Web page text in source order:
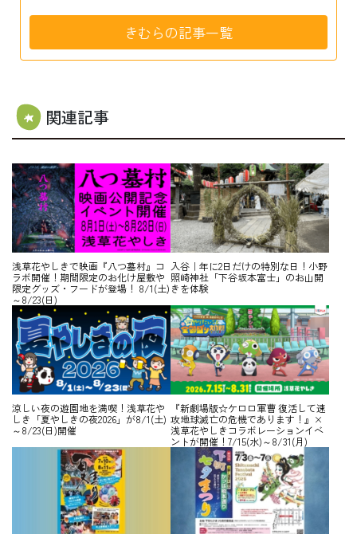
きむらの記事一覧
関連記事
浅草花やしきで映画『八つ墓村』コ
ラボ開催！期間限定のお化け屋敷や
限定グッズ・フードが登場！ 8/1(土)
～8/23(日)
入谷｜年に2日だけの特別な日！小野
照崎神社「下谷坂本富士」のお山開
きを体験
涼しい夜の遊園地を満喫！浅草花や
しき「夏やしきの夜2026」が8/1(土)
～8/23(日)開催
『新劇場版☆ケロロ軍曹 復活して速
攻地球滅亡の危機であります！』×
浅草花やしきコラボレーションイベ
ントが開催！7/15(水)～8/31(月)